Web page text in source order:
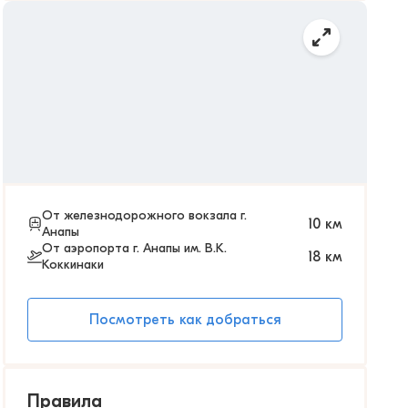
От железнодорожного вокзала г.
Анапы
10 км
От аэропорта г. Анапы им. В.К.
Коккинаки
18 км
Посмотреть как добраться
Правила